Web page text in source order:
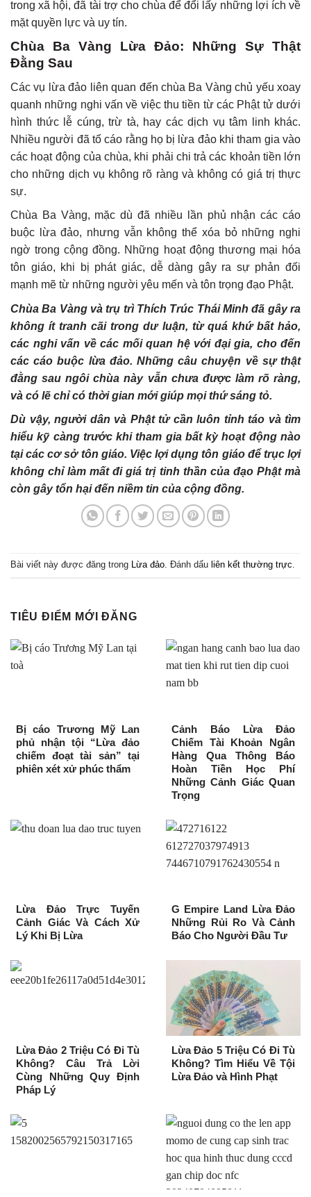
trong xã hội, đã tài trợ cho chùa để đổi lấy những lợi ích về
mặt quyền lực và uy tín.
Chùa Ba Vàng Lừa Đảo: Những Sự Thật
Đằng Sau
Các vụ lừa đảo liên quan đến chùa Ba Vàng chủ yếu xoay
quanh những nghi vấn về việc thu tiền từ các Phật tử dưới
hình thức lễ cúng, trừ tà, hay các dịch vụ tâm linh khác.
Nhiều người đã tố cáo rằng họ bị lừa đảo khi tham gia vào
các hoạt động của chùa, khi phải chi trả các khoản tiền lớn
cho những dịch vụ không rõ ràng và không có giá trị thực
sự.
Chùa Ba Vàng, mặc dù đã nhiều lần phủ nhận các cáo
buộc lừa đảo, nhưng vẫn không thể xóa bỏ những nghi
ngờ trong cộng đồng. Những hoạt động thương mại hóa
tôn giáo, khi bị phát giác, dễ dàng gây ra sự phản đối
mạnh mẽ từ những người yêu mến và tôn trọng đạo Phật.
Chùa Ba Vàng và trụ trì Thích Trúc Thái Minh đã gây ra
không ít tranh cãi trong dư luận, từ quá khứ bất hảo,
các nghi vấn về các mối quan hệ với đại gia, cho đến
các cáo buộc lừa đảo. Những câu chuyện về sự thật
đằng sau ngôi chùa này vẫn chưa được làm rõ ràng,
và có lẽ chỉ có thời gian mới giúp mọi thứ sáng tỏ.
Dù vậy, người dân và Phật tử cần luôn tỉnh táo và tìm
hiểu kỹ càng trước khi tham gia bất kỳ hoạt động nào
tại các cơ sở tôn giáo. Việc lợi dụng tôn giáo để trục lợi
không chỉ làm mất đi giá trị tinh thần của đạo Phật mà
còn gây tổn hại đến niềm tin của cộng đồng.
Bài viết này được đăng trong Lừa đảo. Đánh dấu liên kết thường trực.
TIÊU ĐIỂM MỚI ĐĂNG
Bị cáo Trương Mỹ Lan
phủ nhận tội “Lừa đảo
chiếm đoạt tài sản” tại
phiên xét xử phúc thẩm
Cảnh Báo Lừa Đảo
Chiếm Tài Khoản Ngân
Hàng Qua Thông Báo
Hoàn Tiền Học Phí
Những Cảnh Giác Quan
Trọng
Lừa Đảo Trực Tuyến
Cảnh Giác Và Cách Xử
Lý Khi Bị Lừa
G Empire Land Lừa Đảo
Những Rủi Ro Và Cảnh
Báo Cho Người Đầu Tư
Lừa Đảo 2 Triệu Có Đi Tù
Không? Câu Trả Lời
Cùng Những Quy Định
Pháp Lý
Lừa Đảo 5 Triệu Có Đi Tù
Không? Tìm Hiểu Về Tội
Lừa Đảo và Hình Phạt